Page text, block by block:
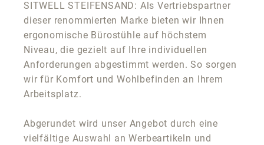
SITWELL STEIFENSAND: Als Vertriebspartner
dieser renommierten Marke bieten wir Ihnen
ergonomische Bürostühle auf höchstem
Niveau, die gezielt auf Ihre individuellen
Anforderungen abgestimmt werden. So sorgen
wir für Komfort und Wohlbefinden an Ihrem
Arbeitsplatz.
Abgerundet wird unser Angebot durch eine
vielfältige Auswahl an Werbeartikeln und